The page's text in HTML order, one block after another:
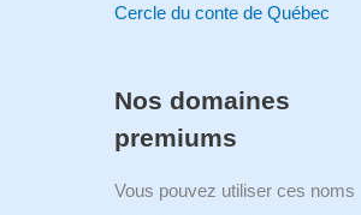
Cercle du conte de Québec
Nos domaines
premiums
Vous pouvez utiliser ces noms